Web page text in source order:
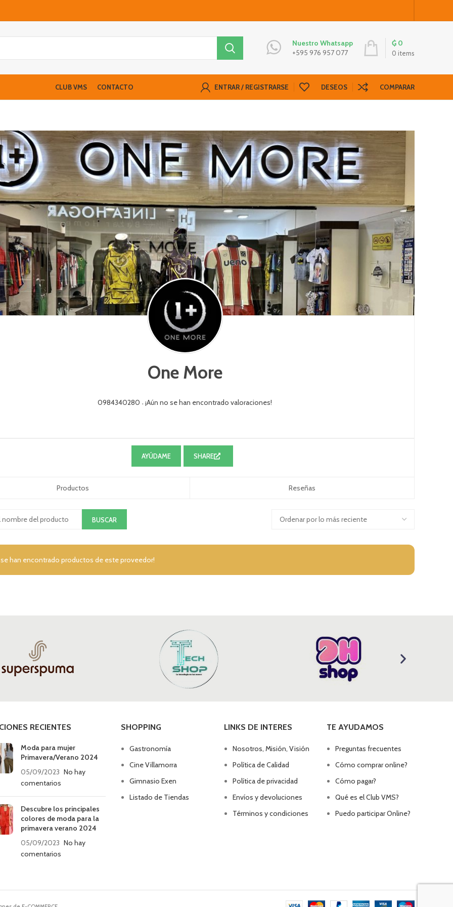
Nuestro Whatsapp
+595 976 957 077
0 items
₲ 0
CLUB VMS CONTACTO ENTRAR / REGISTRARSE DESEOS COMPARAR
One More
0984340280 ¡Aún no se han encontrado valoraciones!
SHARE
AYÚDAME
Productos Reseñas
se han encontrado productos de este proveedor!
RECIENTES
Moda para mujer
Primavera/Verano 2024
05/09/2023 No hay
comentarios
Descubre los principales
colores de moda para la
primavera verano 2024
05/09/2023 No hay
comentarios
SHOPPING
Gastronomía
Cine Villamorra
Gimnasio Exen
Listado de Tiendas
LINKS DE INTERES
Nosotros, Misión, Visión
Política de Calidad
Política de privacidad
Envíos y devoluciones
Términos y condiciones
TE AYUDAMOS
Preguntas frecuentes
Cómo comprar online?
Cómo pagar?
Qué es el Club VMS?
Puedo participar Online?